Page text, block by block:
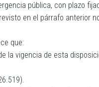
pública, con plazo
en el párrafo anterior
que:
la vigencia de esta